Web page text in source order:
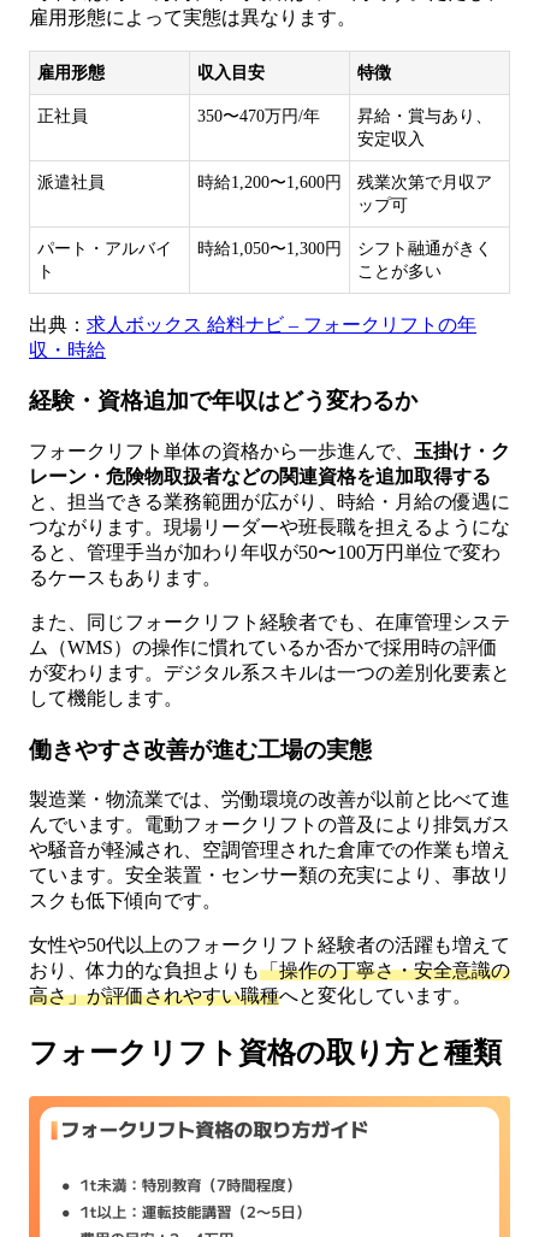
雇用形態によって実態は異なります。
雇用形態 収入目安 特徴
正社員 350〜470万円/年
昇給・賞与あり、
安定収入
派遣社員 時給1,200〜1,600円
残業次第で月収ア
ップ可
パート・アルバイ
ト
時給1,050〜1,300円
シフト融通がきく
ことが多い
出典： 求人ボックス 給料ナビ – フォークリフトの年
収・時給
経験・資格追加で年収はどう変わるか
フォークリフト単体の資格から一歩進んで、 玉掛け・ク
レーン・危険物取扱者などの関連資格を追加取得する
と、担当できる業務範囲が広がり、時給・月給の優遇に
つながります。現場リーダーや班長職を担えるようにな
ると、管理手当が加わり年収が50〜100万円単位で変わ
るケースもあります。
また、同じフォークリフト経験者でも、在庫管理システ
ム（WMS）の操作に慣れているか否かで採用時の評価
が変わります。デジタル系スキルは一つの差別化要素と
して機能します。
働きやすさ改善が進む工場の実態
製造業・物流業では、労働環境の改善が以前と比べて進
んでいます。電動フォークリフトの普及により排気ガス
や騒音が軽減され、空調管理された倉庫での作業も増え
ています。安全装置・センサー類の充実により、事故リ
スクも低下傾向です。
女性や50代以上のフォークリフト経験者の活躍も増えて
おり、体力的な負担よりも「操作の丁寧さ・安全意識の
高さ」が評価されやすい職種へと変化しています。
フォークリフト資格の取り方と種類